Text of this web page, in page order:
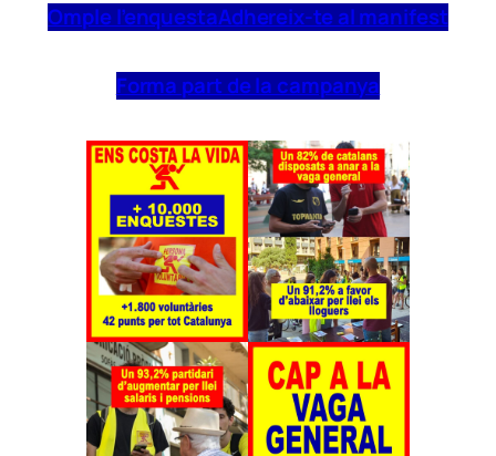
Omple l’enquestaAdhereix-te al manifest
Forma part de la campanya